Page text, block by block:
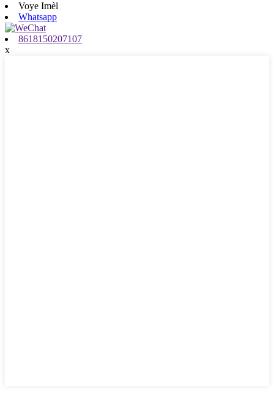
Voye Imèl
Whatsapp
8618150207107
x